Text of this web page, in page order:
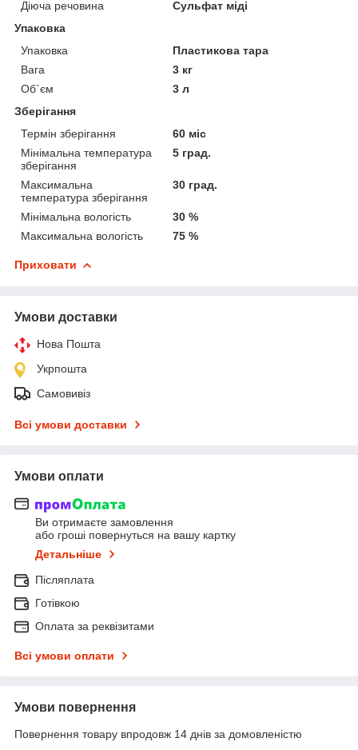
Діюча речовина
Сульфат міді
Упаковка
Упаковка
Пластикова тара
Вага
3 кг
Об`єм
3 л
Зберігання
Термін зберігання
60 міс
Мінімальна температура
зберігання
5 град.
Максимальна
температура зберігання
30 град.
Мінімальна вологість
30 %
Максимальна вологість
75 %
Приховати
Умови доставки
Нова Пошта
Укрпошта
Самовивіз
Всі умови доставки
Умови оплати
Ви отримаєте замовлення
або гроші повернуться на вашу картку
Детальніше
Післяплата
Готівкою
Оплата за реквізитами
Всі умови оплати
Умови повернення
Повернення товару впродовж 14 днів за домовленістю